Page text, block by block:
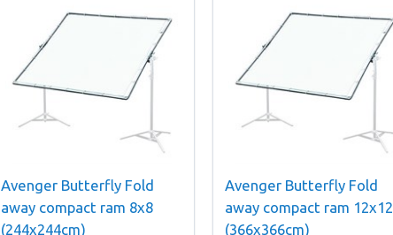
Avenger Butterfly Fold
away compact ram 8x8
(244x244cm)
Avenger Butterfly Fold
away compact ram 12x12
(366x366cm)